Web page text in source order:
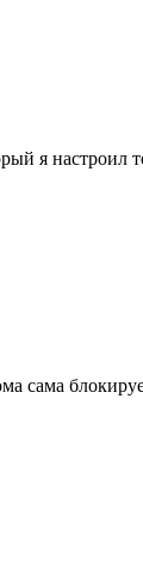
я настроил
сама